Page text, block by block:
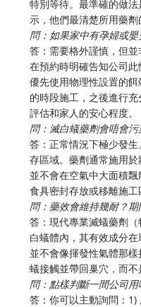
特別等待。最準確的做
示，他們最清楚所用藥劑
問：如果家中有孕婦或
答：需要格外謹慎，但
在預約時明確告知公司
優先使用物理性設置的
的時段施工，之後進行
評估和家人的安心程度。
問：滅白蟻藥劑會唔會
答：正常情況下極少發
存區域。藥劑通常施用
並不會在空氣中大面積飄
食具密封存放或移離施工
問：藥效會維持幾耐？
答：現代專業滅蟻藥劑
白蟻體內，其有效成分
並不會像揮發性氣體那
蟻接觸並帶回巢穴，而不
問：點樣判斷一間公司
答：你可以主動詢問：